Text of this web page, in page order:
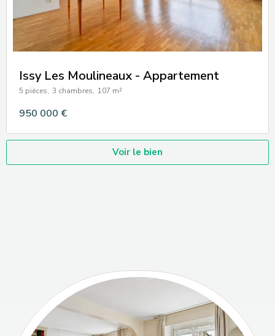
Issy Les Moulineaux - Appartement
5 pièces, 3 chambres, 107 m²
950 000 €
Voir le bien